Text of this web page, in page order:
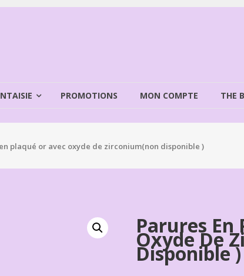
PROMOTIONS MON COMPTE THE
plaqué or avec oxyde de zirconium(non disponible )
Parures En
Oxyde De
Disponible )